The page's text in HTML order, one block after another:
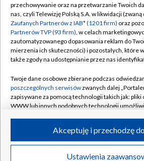
Abonament TVP
Emisja w TVP
Centrum informacji TVP
Naziemna Telewizja Cyfrowa
Rada Programowa
System NOS
Informacje o nadawcy
Program dla prasy
Regulamin TVP
Polityka
Moje zgody
Pomoc
Kontakt
Kanały
©2026 Telewizja Polska S.A.
przechowywanie oraz na przetwarzanie Twoich
nas, czyli Telewizję Polską S.A. w likwidacji (zwaną
Zaufanych Partnerów z IAB* (1201 firm) oraz
Partnerów TVP (93 firm), w celach
zautomatyzowanego dopasowania reklam do
mierzenia ich skuteczności) i pozostałych, które
także zgody na udostępnianie przez nas
Twoje dane osobowe zbierane podczas
poszczególnych serwisówzwanych dalej
zapisywane za pomocą technologii takich jak:
WWW lub innych podobnych technologii
ruchu w Internecie.
Twoje dane osobowe zbierane podczas
Ustawienia
Akceptuję i przechodzę